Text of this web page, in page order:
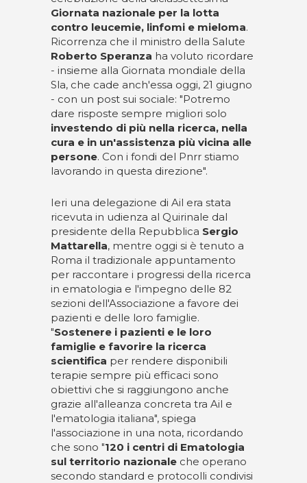
Giornata nazionale per la lotta
contro leucemie, linfomi e mieloma.
Ricorrenza che il ministro della Salute
Roberto Speranza ha voluto ricordare
- insieme alla Giornata mondiale della
Sla, che cade anch'essa oggi, 21 giugno
- con un post sui sociale: "Potremo
dare risposte sempre migliori solo
investendo di più nella ricerca, nella
cura e in un'assistenza più vicina alle
persone. Con i fondi del Pnrr stiamo
lavorando in questa direzione".
Ieri una delegazione di Ail era stata
ricevuta in udienza al Quirinale dal
presidente della Repubblica Sergio
Mattarella, mentre oggi si è tenuto a
Roma il tradizionale appuntamento
per raccontare i progressi della ricerca
in ematologia e l'impegno delle 82
sezioni dell'Associazione a favore dei
pazienti e delle loro famiglie.
"Sostenere i pazienti e le loro
famiglie e favorire la ricerca
scientifica per rendere disponibili
terapie sempre più efficaci sono
obiettivi che si raggiungono anche
grazie all'alleanza concreta tra Ail e
l'ematologia italiana", spiega
l'associazione in una nota, ricordando
che sono "120 i centri di Ematologia
sul territorio nazionale che operano
secondo standard e protocolli condivisi